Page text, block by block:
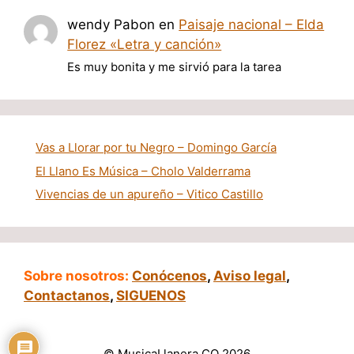
wendy Pabon en Paisaje nacional – Elda
Florez «Letra y canción»
Es muy bonita y me sirvió para la tarea
Vas a Llorar por tu Negro – Domingo García
El Llano Es Música – Cholo Valderrama
Vivencias de un apureño – Vitico Castillo
Sobre nosotros: Conócenos, Aviso legal,
Contactanos, SIGUENOS